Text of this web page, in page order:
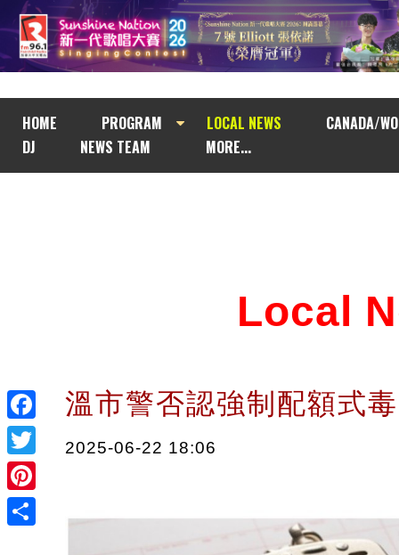
HOME PROGRAM LOCAL NEWS
CANADA/
DJ
NEWS TEAM MORE...
Facebook
Twitter
Pinterest
Local
溫市警否認強制配額式
2025-06-22 18:06